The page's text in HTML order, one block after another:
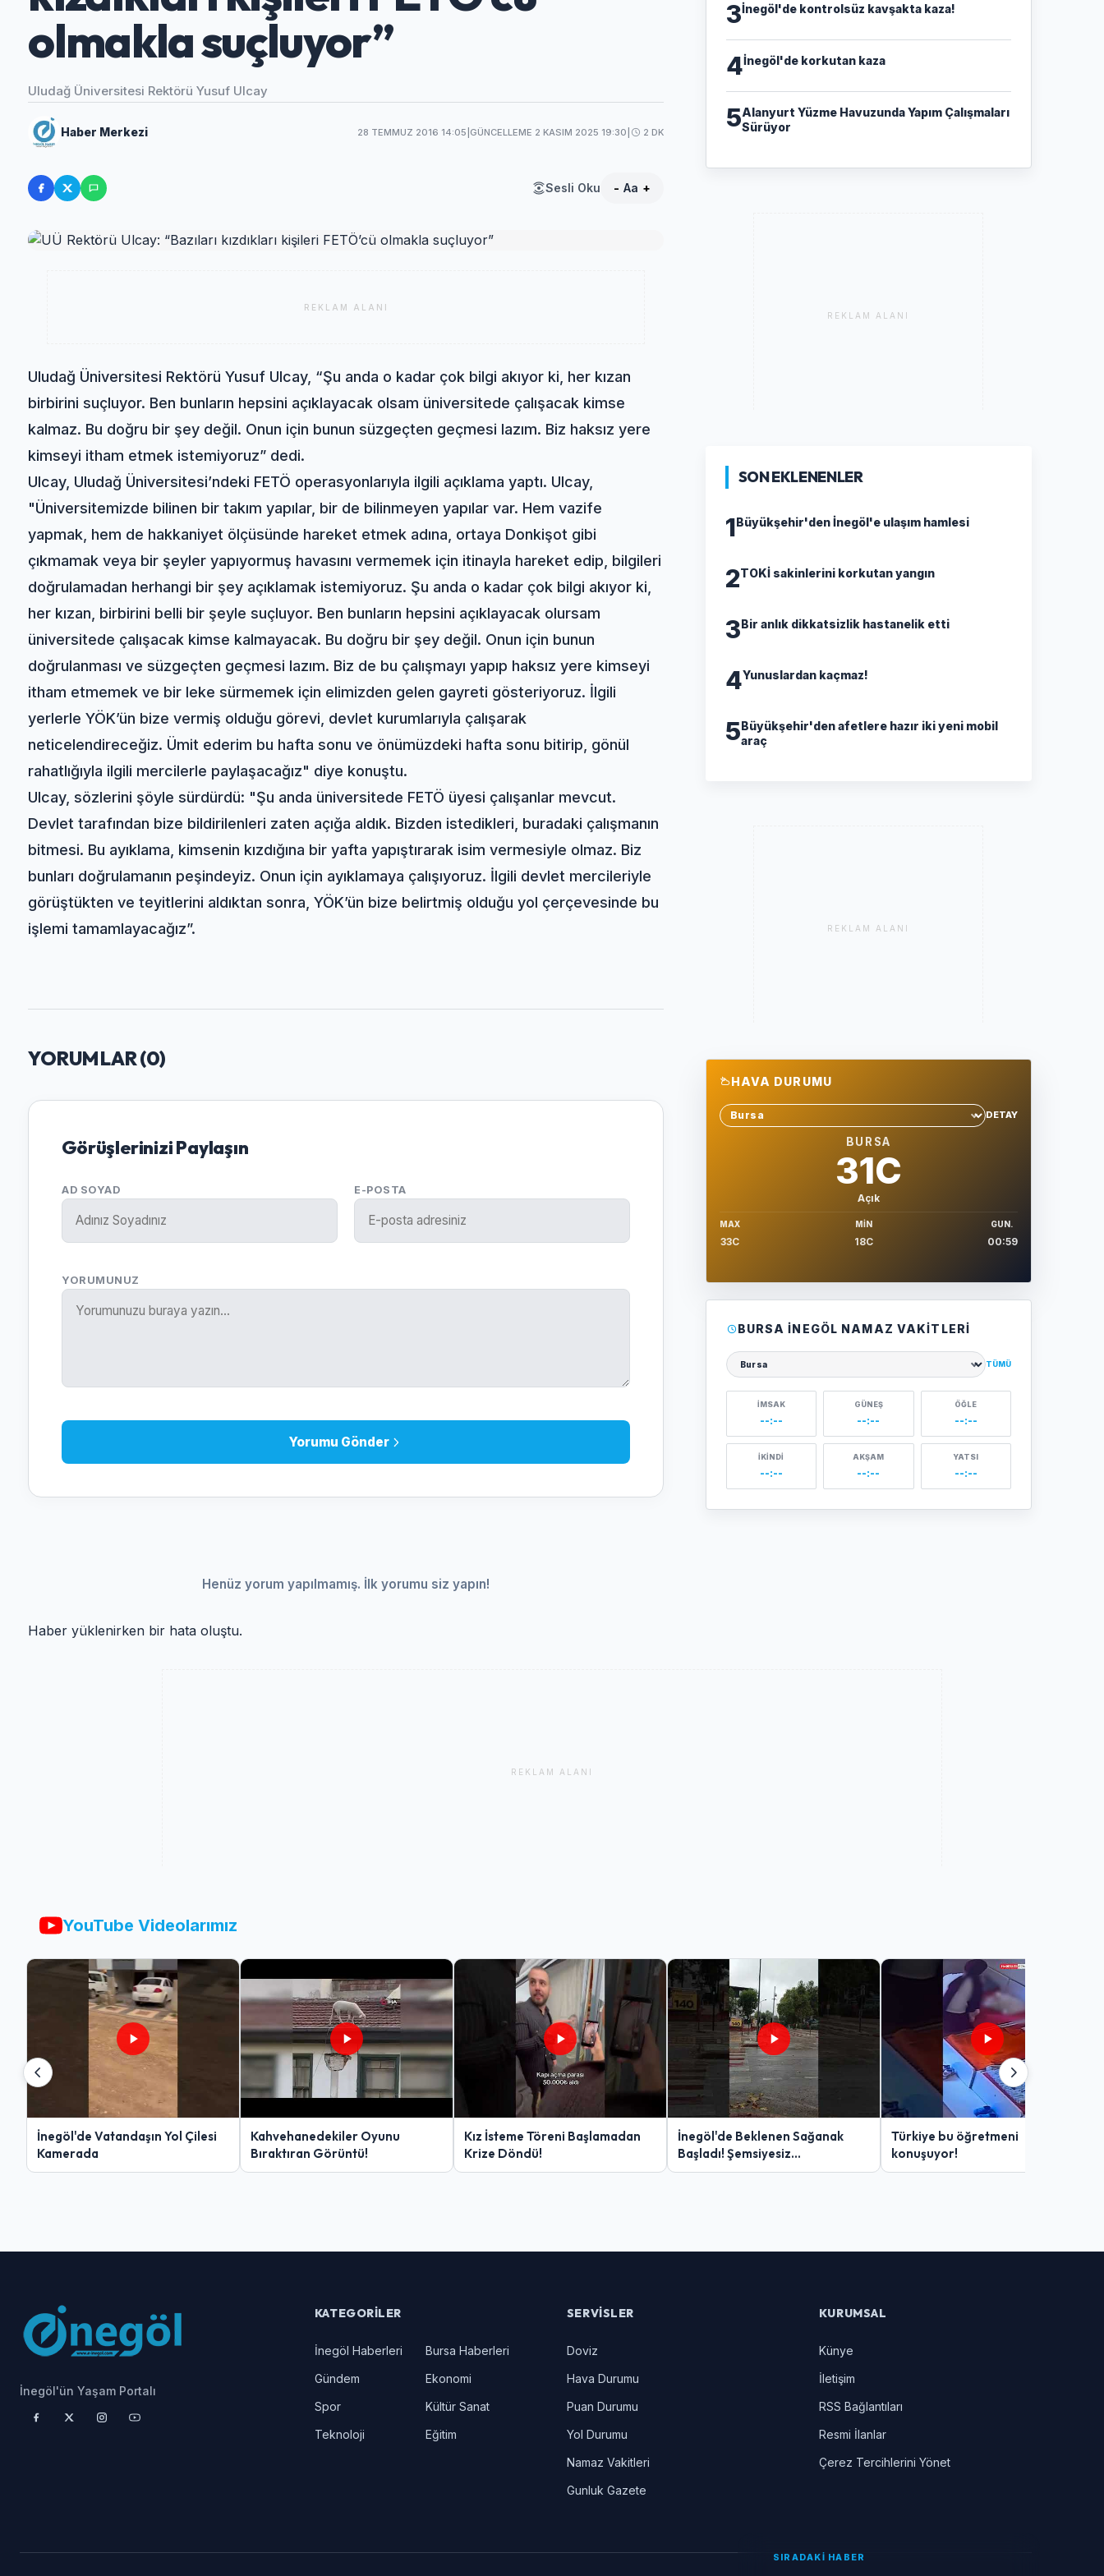
olmakla suçluyor”
Uludağ Üniversitesi Rektörü Yusuf Ulcay
Haber Merkezi 28 TEMMUZ 2016 14:05 GÜNCELLEME 2 KASIM 2025 19:30 2 DK
Sesli Oku - Aa +
REKLAM ALANI
Uludağ Üniversitesi Rektörü Yusuf Ulcay, “Şu anda o kadar çok bilgi akıyor ki, her kızan
birbirini suçluyor. Ben bunların hepsini açıklayacak olsam üniversitede çalışacak kimse
kalmaz. Bu doğru bir şey değil. Onun için bunun süzgeçten geçmesi lazım. Biz haksız yere
kimseyi itham etmek istemiyoruz” dedi.
Ulcay, Uludağ Üniversitesi’ndeki FETÖ operasyonlarıyla ilgili açıklama yaptı. Ulcay,
"Üniversitemizde bilinen bir takım yapılar, bir de bilinmeyen yapılar var. Hem vazife
yapmak, hem de hakkaniyet ölçüsünde hareket etmek adına, ortaya Donkişot gibi
çıkmamak veya bir şeyler yapıyormuş havasını vermemek için itinayla hareket edip, bilgileri
doğrulamadan herhangi bir şey açıklamak istemiyoruz. Şu anda o kadar çok bilgi akıyor ki,
her kızan, birbirini belli bir şeyle suçluyor. Ben bunların hepsini açıklayacak olursam
üniversitede çalışacak kimse kalmayacak. Bu doğru bir şey değil. Onun için bunun
doğrulanması ve süzgeçten geçmesi lazım. Biz de bu çalışmayı yapıp haksız yere kimseyi
itham etmemek ve bir leke sürmemek için elimizden gelen gayreti gösteriyoruz. İlgili
yerlerle YÖK’ün bize vermiş olduğu görevi, devlet kurumlarıyla çalışarak
neticelendireceğiz. Ümit ederim bu hafta sonu ve önümüzdeki hafta sonu bitirip, gönül
rahatlığıyla ilgili mercilerle paylaşacağız" diye konuştu.
Ulcay, sözlerini şöyle sürdürdü: "Şu anda üniversitede FETÖ üyesi çalışanlar mevcut.
Devlet tarafından bize bildirilenleri zaten açığa aldık. Bizden istedikleri, buradaki çalışmanın
bitmesi. Bu ayıklama, kimsenin kızdığına bir yafta yapıştırarak isim vermesiyle olmaz. Biz
bunları doğrulamanın peşindeyiz. Onun için ayıklamaya çalışıyoruz. İlgili devlet mercileriyle
görüştükten ve teyitlerini aldıktan sonra, YÖK’ün bize belirtmiş olduğu yol çerçevesinde bu
işlemi tamamlayacağız”.
YORUMLAR (0)
Görüşlerinizi Paylaşın
AD SOYAD E-POSTA
YORUMUNUZ
Yorumu Gönder
Henüz yorum yapılmamış. İlk yorumu siz yapın!
Haber yüklenirken bir hata oluştu.
3İnegöl'de kontrolsüz kavşakta kaza!
4İnegöl'de korkutan kaza
5Alanyurt Yüzme Havuzunda Yapım Çalışmaları
Sürüyor
REKLAM ALANI
SON EKLENENLER
1Büyükşehir'den İnegöl'e ulaşım hamlesi
2TOKİ sakinlerini korkutan yangın
3Bir anlık dikkatsizlik hastanelik etti
4Yunuslardan kaçmaz!
5Büyükşehir'den afetlere hazır iki yeni mobil
araç
REKLAM ALANI
HAVA DURUMU
Sehir sec
DETAY
BURSA
31C
Açık
MAX
33C
MIN
18C
GUN.
00:59
BURSA İNEGÖL NAMAZ VAKITLERI
Şehir seçin
TÜMÜ
İMSAK
--:--
GÜNEŞ
--:--
ÖĞLE
--:--
İKINDI
--:--
AKŞAM
--:--
YATSI
--:--
REKLAM ALANI
YouTube Videolarımız
İnegöl'de Vatandaşın Yol Çilesi
Kamerada
Kahvehanedekiler Oyunu
Bıraktıran Görüntü!
Kız İsteme Töreni Başlamadan
Krize Döndü!
İnegöl'de Beklenen Sağanak
Başladı! Şemsiyesiz
Yakalananlar Zor Anlar Yaşadı
Türkiye bu öğretmeni
konuşuyor!
İnegöl'ün Yaşam Portalı
KATEGORILER
İnegöl Haberleri
Bursa Haberleri
Gündem
Ekonomi
Spor
Kültür Sanat
Teknoloji
Eğitim
SERVISLER
Doviz
Hava Durumu
Puan Durumu
Yol Durumu
Namaz Vakitleri
Gunluk Gazete
KURUMSAL
Künye
İletişim
RSS Bağlantıları
Resmi İlanlar
Çerez Tercihlerini Yönet
SIRADAKİ HABER